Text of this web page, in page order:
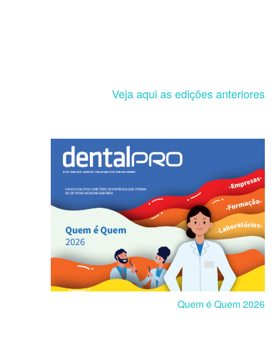
Veja aqui as edições anteriores
Quem é Quem 2026